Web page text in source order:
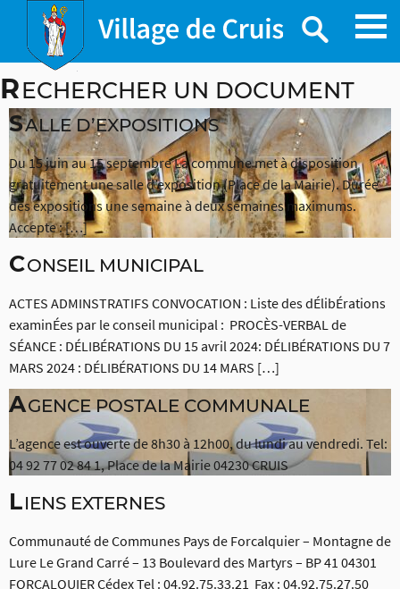
to
content
RECHERCHER UN DOCUMENT
SALLE D’EXPOSITIONS
Du 15 juin au 15 septembre La commune met à disposition
gratuitement une salle d’exposition (Place de la Mairie). Durée
des expositions une semaine à deux semaines maximums.
Accepte : […]
CONSEIL MUNICIPAL
ACTES ADMINSTRATIFS CONVOCATION : Liste des dÉlibÉrations
examinÉes par le conseil municipal : PROCÈS-VERBAL de
SÉANCE : DÉLIBÉRATIONS DU 15 avril 2024: DÉLIBÉRATIONS DU 7
MARS 2024 : DÉLIBÉRATIONS DU 14 MARS […]
AGENCE POSTALE COMMUNALE
L’agence est ouverte de 8h30 à 12h00, du lundi au vendredi. Tel:
04 92 77 02 84 1, Place de la Mairie 04230 CRUIS
LIENS EXTERNES
Communauté de Communes Pays de Forcalquier – Montagne de
Lure Le Grand Carré – 13 Boulevard des Martyrs – BP 41 04301
FORCALQUIER Cédex Tel : 04.92.75.33.21 Fax : 04.92.75.27.50